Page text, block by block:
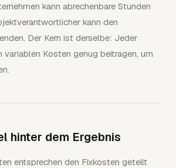
kann abrechenbare Stunden
kann den
Der Kern ist derselbe: Jeder
variablen Kosten genug beitragen, um
hinter dem Ergebnis
entsprechen den Fixkosten geteilt